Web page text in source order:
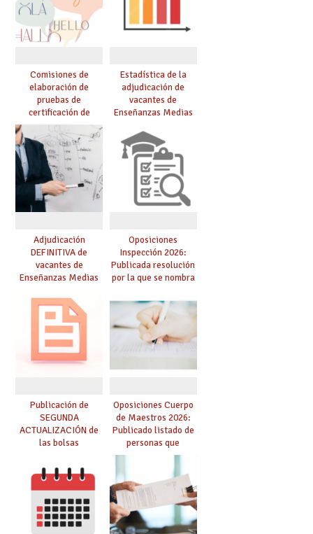
Comisiones de
elaboración de
pruebas de
certificación de
competencia
lingüística: publicada
resolución definitiva
Estadística de la
adjudicación de
vacantes de
Enseñanzas Medias
Adjudicación
DEFINITIVA de
vacantes de
Enseñanzas Medias
Oposiciones
Inspección 2026:
Publicada resolución
por la que se nombra
prácticas, se regulan
dichas prácticas y se
convoca acto público
de adjudicación
Publicación de
SEGUNDA
ACTUALIZACIÓN de
las bolsas
Cuerpo de Maestros
de especialidades
convocadas a
oposición
Oposiciones Cuerpo
de Maestros 2026:
Publicado listado de
personas que
adquieren nueva
especialidad